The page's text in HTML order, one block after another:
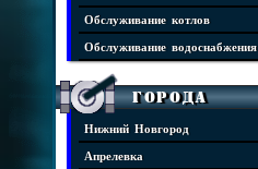
Обслуживание котлов
Обслуживание водоснабжения
Города
Нижний Новгород
Апрелевка